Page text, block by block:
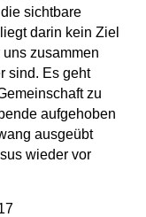
sichtbare
darin kein Ziel
zusammen
sind. Es geht
zu
aufgehoben
ausgeübt
wieder vor